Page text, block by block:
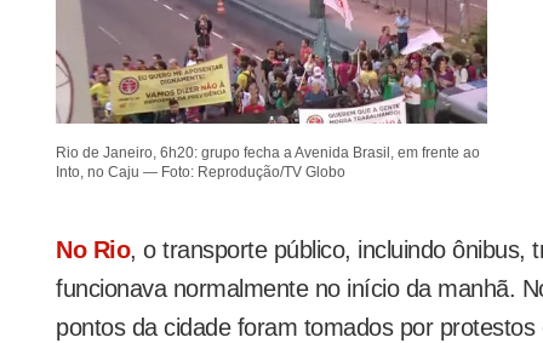
Rio de Janeiro, 6h20: grupo fecha a Avenida Brasil, em frente ao
Into, no Caju — Foto: Reprodução/TV Globo
No Rio, o transporte público, incluindo ônibus,
funcionava normalmente no início da manhã.
pontos da cidade foram tomados por